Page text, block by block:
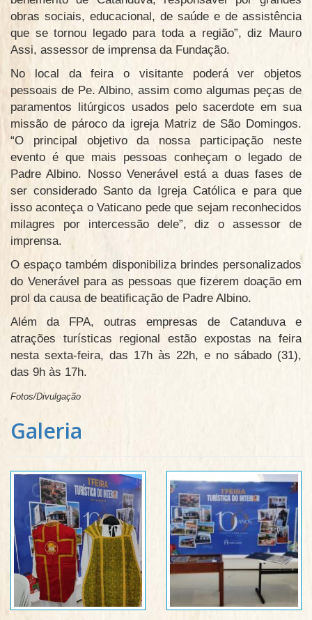
obras sociais, educacional, de saúde e de assistência
que se tornou legado para toda a região”, diz Mauro
Assi, assessor de imprensa da Fundação.
No local da feira o visitante poderá ver objetos
pessoais de Pe. Albino, assim como algumas peças de
paramentos litúrgicos usados pelo sacerdote em sua
missão de pároco da igreja Matriz de São Domingos.
“O principal objetivo da nossa participação neste
evento é que mais pessoas conheçam o legado de
Padre Albino. Nosso Venerável está a duas fases de
ser considerado Santo da Igreja Católica e para que
isso aconteça o Vaticano pede que sejam reconhecidos
milagres por intercessão dele”, diz o assessor de
imprensa.
O espaço também disponibiliza brindes personalizados
do Venerável para as pessoas que fizerem doação em
prol da causa de beatificação de Padre Albino.
Além da FPA, outras empresas de Catanduva e
atrações turísticas regional estão expostas na feira
nesta sexta-feira, das 17h às 22h, e no sábado (31),
das 9h às 17h.
Fotos/Divulgação
Galeria